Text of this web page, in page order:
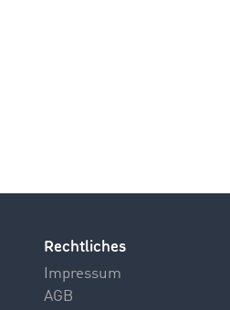
Rechtliches
Impressum
AGB